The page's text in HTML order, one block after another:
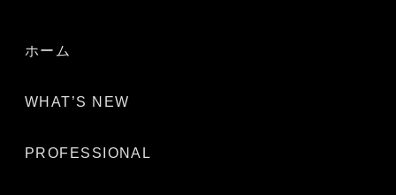
ホーム
WHAT’S NEW
PROFESSIONAL